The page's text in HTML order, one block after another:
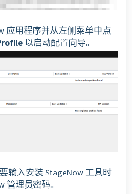
应用程序并从左侧菜单中点
以启动配置向导。
输入安装 StageNow 工具时
管理员密码。